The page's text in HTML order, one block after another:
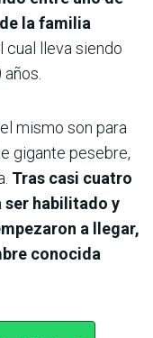
la familia
cual lleva siendo
mismo son para
gigante pesebre,
Tras casi cuatro
ser habilitado y
a llegar,
conocida